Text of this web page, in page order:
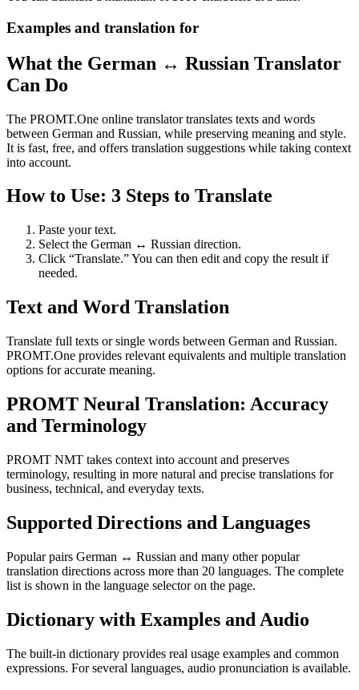
Examples and translation for
What the German ↔ Russian Translator
Can Do
The PROMT.One online translator translates texts and words
between German and Russian, while preserving meaning and style.
It is fast, free, and offers translation suggestions while taking context
into account.
How to Use: 3 Steps to Translate
Paste your text.
Select the German ↔ Russian direction.
Click “Translate.” You can then edit and copy the result if
needed.
Text and Word Translation
Translate full texts or single words between German and Russian.
PROMT.One provides relevant equivalents and multiple translation
options for accurate meaning.
PROMT Neural Translation: Accuracy
and Terminology
PROMT NMT takes context into account and preserves
terminology, resulting in more natural and precise translations for
business, technical, and everyday texts.
Supported Directions and Languages
Popular pairs German ↔ Russian and many other popular
translation directions across more than 20 languages. The complete
list is shown in the language selector on the page.
Dictionary with Examples and Audio
The built-in dictionary provides real usage examples and common
expressions. For several languages, audio pronunciation is available.